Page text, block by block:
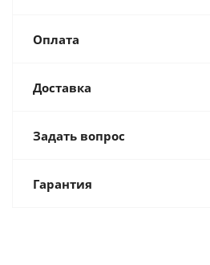
Оплата
Доставка
Задать вопрос
Гарантия